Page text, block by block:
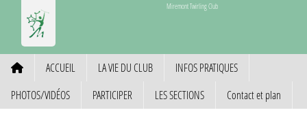
Miremont Twirling Club
ACCUEIL LA VIE DU CLUB
INFOS PRATIQUES
PHOTOS/VIDÉOS
PARTICIPER LES SECTIONS Contact et plan
Panneau de gestion des cookies